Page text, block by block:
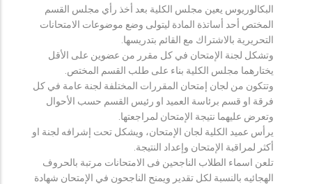
البكالوريوس يعين مجلس الكلية بعد أخذ رأي مجلس القسم
المختص أحد أساتذة المادة ليتولى وضع موضوعات الامتحانات
التحريرية بالاشتراك مع القائم بتدريسها.
وتشكل لجنة الإمتحان في كل مقرر من عضوين على الأقل
يختارهما مجلس الكلية بناء على طلب القسم المختص.
وتتكون من لجان إمتحان المقررات المختلفة لجنة عامة في كل
فرقة او قسم برئاسة العميد او رئيس القسم حسب الأحوال
وتعرض عليهما نتيجة الإمتحان لمراجعتها.
يرأس عميد الكلية لجان الإمتحان، ويشكل تحت إشرافه لجنة او
أكثر لمراقبة الإمتحان وإعداد النتيجة.
تلعن اسماء الطلاب الناجحين فى الامتحانات مرتبة بالحروف
الهجائيه بالنسبة لكل تقدير ويمنح الناجحون في الإمتحان شهادة